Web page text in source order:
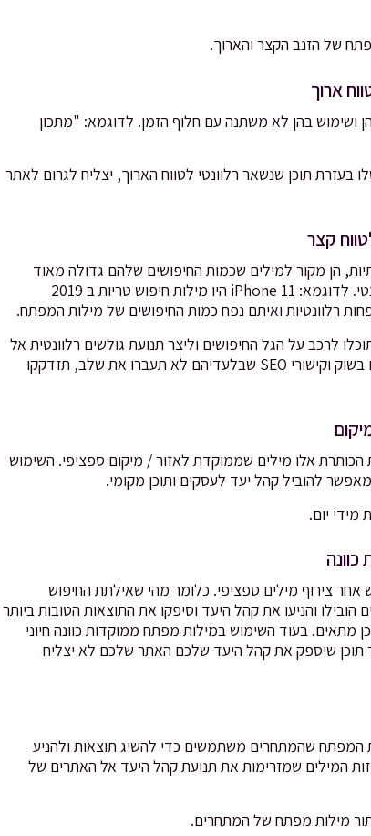
של הזנב הקצר והארוך.
ושימוש בהן לא משתנה עם חלוף הזמן. לדוגמא: "מתכון
תוכן שנשאר רלוונטי לטווח הארוך, יצליח לגרום לאתר
הן מקור למילים שכמות החיפושים שלהם גדולה מאוד
בטווח הקצר ויעילותן יורדת ככל שהזמן חולף ותוכן הופך פחות רלוונטי. לדוגמא: iPhone 11 היו מילות חיפוש טריות ב 2019
לרכב על הגל החיפושים וליצר תנועת גולשים רלוונטית אל
האתר והתוכן שלכם. מעבר לעובדה שאתם צריכים להיות מעודכנים בשוק וקישורי SEO שבלעדיהם לא תעברו את שלב, תזדקקו
אלו מילים שממוקדת לאזור / מיקום ספציפי. השימוש
להוביל קהל יעד לעסקים ותוכן מקומי.
יום.
צירוף מילים ספציפי. כלומר מהי שאילתת החיפוש
והניעו את קהל היעד וסיפקו את התוצאות הטובות ביותר
מתאים. בעוד השימוש במילות מפתח ממוקדות כוונה חיוני
תוכן שיספק את קהל היעד שלכם האתר שלכם לא יצליח
המפתח שהמתחרים משתמשים כדי להשיג תוצאות ולהניע
המילים שמזרימות את תנועת קהל היעד אל האתרים של
מילות מפתח של המתחרים.